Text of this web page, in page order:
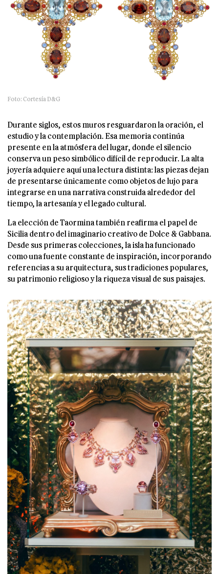
Foto: Cortesía D&G
Durante siglos, estos muros resguardaron la oración, el
estudio y la contemplación. Esa memoria continúa
presente en la atmósfera del lugar, donde el silencio
conserva un peso simbólico difícil de reproducir. La alta
joyería adquiere aquí una lectura distinta: las piezas dejan
de presentarse únicamente como objetos de lujo para
integrarse en una narrativa construida alrededor del
tiempo, la artesanía y el legado cultural.
La elección de Taormina también reafirma el papel de
Sicilia dentro del imaginario creativo de Dolce & Gabbana.
Desde sus primeras colecciones, la isla ha funcionado
como una fuente constante de inspiración, incorporando
referencias a su arquitectura, sus tradiciones populares,
su patrimonio religioso y la riqueza visual de sus paisajes.